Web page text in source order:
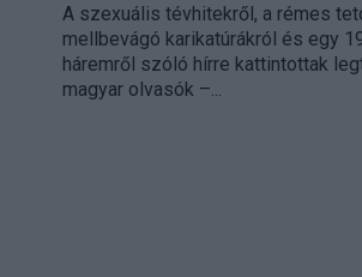
A szexuális tévhitekről, a rémes
mellbevágó karikatúrákról és egy
háremről szóló hírre kattintottak
magyar olvasók –...